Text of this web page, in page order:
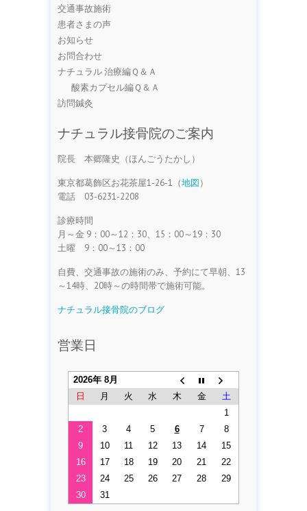
交通事故施術
患者さまの声
お知らせ
お問合わせ
ナチュラル 治療編Ｑ＆Ａ
酸素カプセル編Ｑ＆Ａ
訪問鍼灸
ナチュラル接骨院のご案内
院長 本郷隆史（ほんごうたかし）
東京都葛飾区お花茶屋1-26-1（地図）
電話 03-6231-2208
診療時間
月～金 9：00～12：30、15：00～19：30
土曜 9：00～13：00
自費、交通事故の施術のみ、予約にて早朝、13
～14時、20時～の時間帯で施術可能。
ナチュラル接骨院のブログ
営業日
2026年 8月
日
月 火 水 木 金
土
1
2
3 4 5 6 7
8
9
10 11 12 13 14
15
16
17 18 19 20 21
22
23
24 25 26 27 28
29
30
31